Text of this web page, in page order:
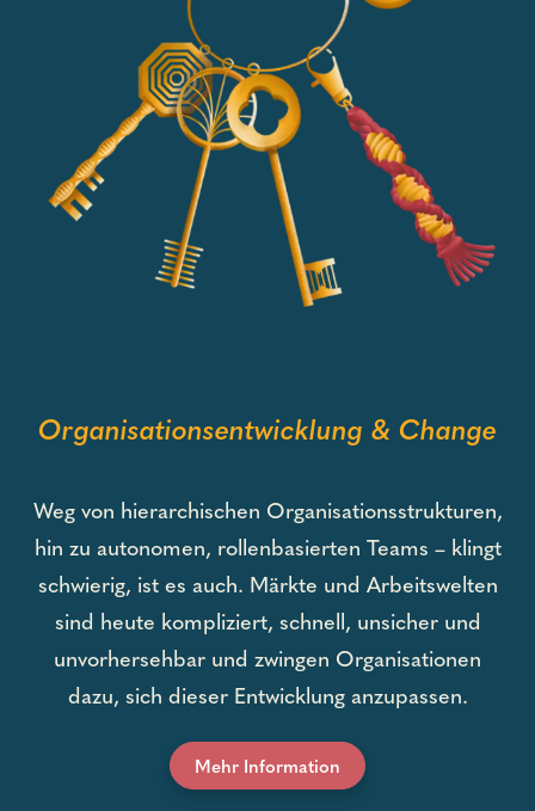
Organisationsentwicklung & Change
Weg von hierarchischen Organisationsstrukturen,
hin zu autonomen, rollenbasierten Teams – klingt
schwierig, ist es auch. Märkte und Arbeitswelten
sind heute kompliziert, schnell, unsicher und
unvorhersehbar und zwingen Organisationen
dazu, sich dieser Entwicklung anzupassen.
Mehr Information